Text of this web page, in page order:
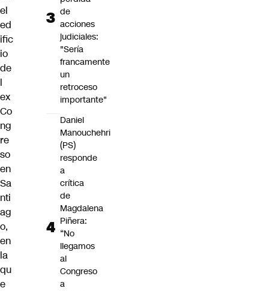
el
ed
ific
io
de
l
ex
Co
ng
re
so
en
Sa
nti
ag
o,
en
la
qu
e
de
acciones
judiciales:
"Sería
francamente
un
retroceso
importante"
Daniel
Manouchehri
(PS)
responde
a
crítica
de
Magdalena
Piñera:
“No
llegamos
al
Congreso
a